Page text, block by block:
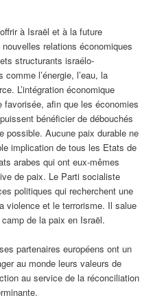
à Israël et à la future
relations économiques
structurants israélo-
l’énergie, l’eau, la
L’intégration économique
favorisée, afin que les économies
bénéficier de débouchés
possible. Aucune paix durable ne
implication de tous les Etats de
arabes qui ont eux-mêmes
de paix. Le Parti socialiste
politiques qui recherchent une
violence et le terrorisme. Il salue
de la paix en Israël.
partenaires européens ont un
au monde leurs valeurs de
au service de la réconciliation